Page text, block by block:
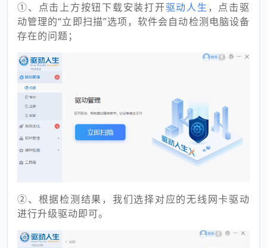
①、点击上方按钮下载安装打开驱动人生 ，点击驱
动管理的“立即扫描”选项，软件会自动检测电脑设备
存在的问题；
②、根据检测结果，我们选择对应的无线网卡驱动
进行升级驱动即可。